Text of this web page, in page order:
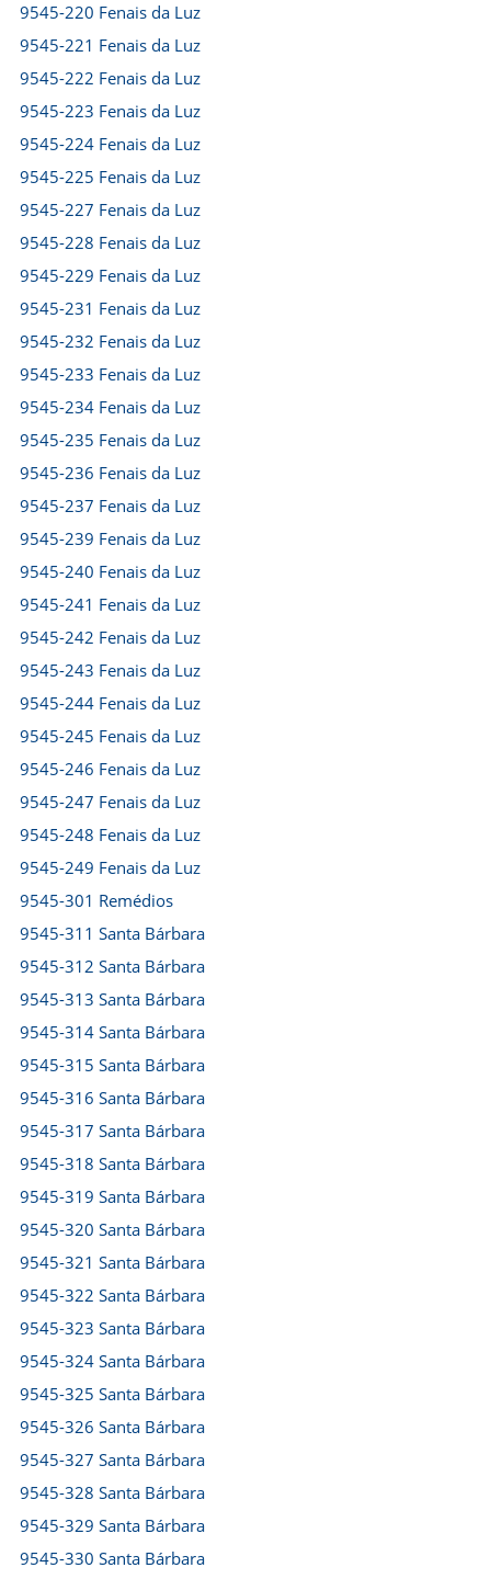
9545-220 Fenais da Luz
9545-221 Fenais da Luz
9545-222 Fenais da Luz
9545-223 Fenais da Luz
9545-224 Fenais da Luz
9545-225 Fenais da Luz
9545-227 Fenais da Luz
9545-228 Fenais da Luz
9545-229 Fenais da Luz
9545-231 Fenais da Luz
9545-232 Fenais da Luz
9545-233 Fenais da Luz
9545-234 Fenais da Luz
9545-235 Fenais da Luz
9545-236 Fenais da Luz
9545-237 Fenais da Luz
9545-239 Fenais da Luz
9545-240 Fenais da Luz
9545-241 Fenais da Luz
9545-242 Fenais da Luz
9545-243 Fenais da Luz
9545-244 Fenais da Luz
9545-245 Fenais da Luz
9545-246 Fenais da Luz
9545-247 Fenais da Luz
9545-248 Fenais da Luz
9545-249 Fenais da Luz
9545-301 Remédios
9545-311 Santa Bárbara
9545-312 Santa Bárbara
9545-313 Santa Bárbara
9545-314 Santa Bárbara
9545-315 Santa Bárbara
9545-316 Santa Bárbara
9545-317 Santa Bárbara
9545-318 Santa Bárbara
9545-319 Santa Bárbara
9545-320 Santa Bárbara
9545-321 Santa Bárbara
9545-322 Santa Bárbara
9545-323 Santa Bárbara
9545-324 Santa Bárbara
9545-325 Santa Bárbara
9545-326 Santa Bárbara
9545-327 Santa Bárbara
9545-328 Santa Bárbara
9545-329 Santa Bárbara
9545-330 Santa Bárbara